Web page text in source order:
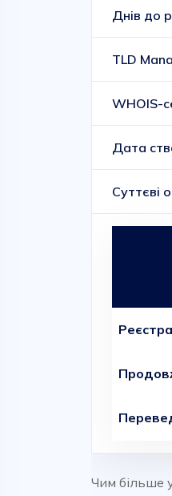
Днів до
TLD
WHOIS-
Дата
Суттєві
Чим більше